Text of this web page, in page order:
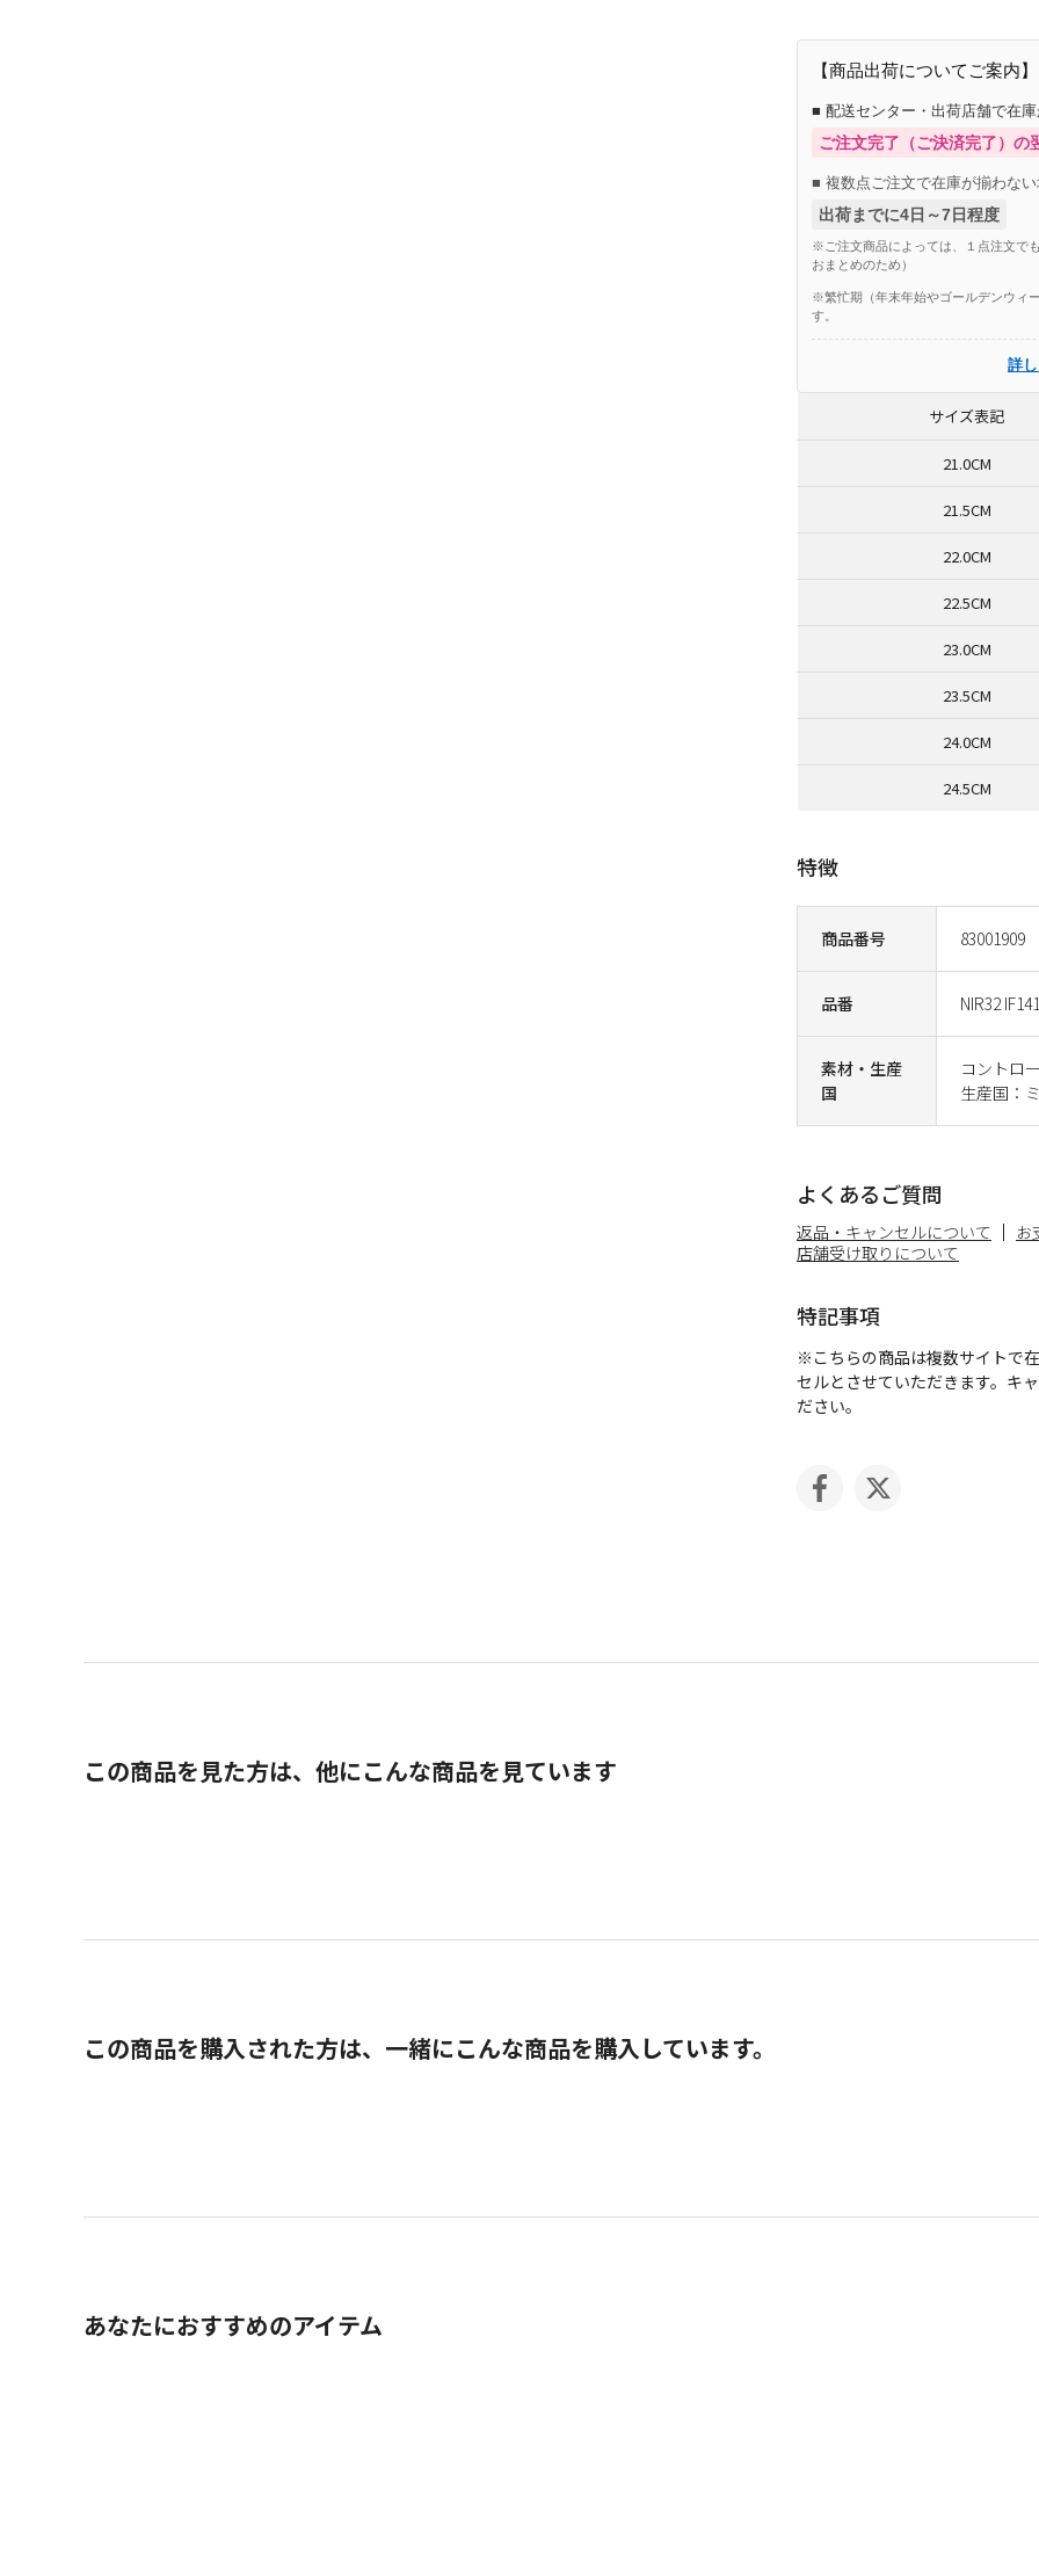
商品番号 83001909
品番 NIR32
素材・生産
国
コントロ
生産国：
【商品出荷についてご案内】
■ 配送センター・出荷店舗で在
ご注文完了（ご決済完了）の
■ 複数点ご注文で在庫が揃わない
出荷までに4日～7日程度
※ご注文商品によっては、１点注文で
おまとめのため）
※繁忙期（年末年始やゴールデンウィ
す。
詳
特徴
よくあるご質問
返品・キャンセルについて お
店舗受け取りについて
特記事項
※こちらの商品は複数サイトで
セルとさせていただきます。キ
ださい。
サイズ表記
21.0CM
21.5CM
22.0CM
22.5CM
23.0CM
23.5CM
24.0CM
24.5CM
この商品を見た方は、他にこんな商品を見ています
この商品を購入された方は、一緒にこんな商品を購入しています。
あなたにおすすめのアイテム